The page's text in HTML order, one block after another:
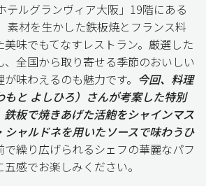
テルグランヴィア大阪」19階にある
素材を生かした鉄板焼とフランス料
味でもてなすレストラン。厳選した
、全国から取り寄せる季節のおいしい
味わえるのも魅力です。 今回、料理
もと よしひろ）さんが考案した特別
鉄板で焼きあげた活鮑をシャインマス
シャルドネを用いたソースで味わうひ
で繰り広げられるシェフの華麗なパフ
感でお楽しみください。